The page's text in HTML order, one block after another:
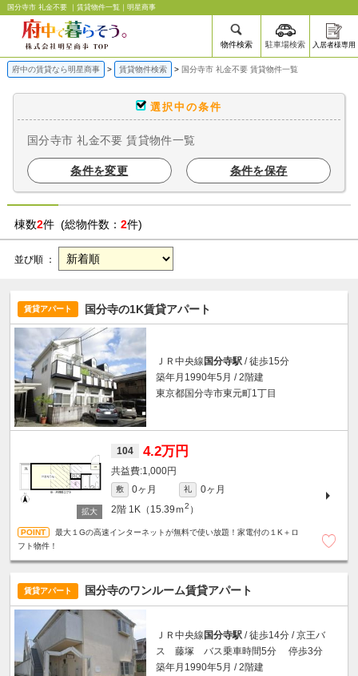
国分寺市 礼金不要 ｜賃貸物件一覧｜明星商事
物件検索 駐車場検索 入居者様専用
府中の賃貸なら明星商事 賃貸物件検索 国分寺市 礼金不要 賃貸物件一覧
選択中の条件
国分寺市 礼金不要 賃貸物件一覧
条件を変更 条件を保存
棟数2件 (総物件数： 2件)
並び順 ：
賃貸アパート 国分寺の1K賃貸アパート
ＪＲ中央線 国分寺駅 / 徒歩15分
築年月1990年5月 / 2階建
東京都国分寺市東元町1丁目
104 4.2万円
1,000円
敷 0ヶ月 礼
0ヶ月
2階 1K（15.39ｍ2 ）
最大１Gの高速インターネットが無料で使い放題！家電付の１K＋ロ
フト物件！
賃貸アパート 国分寺のワンルーム賃貸アパート
ＪＲ中央線国分寺駅 / 徒歩14分 / 京王バ
ス 藤塚 バス乗車時間5分 停歩3分
築年月1990年5月 / 2階建